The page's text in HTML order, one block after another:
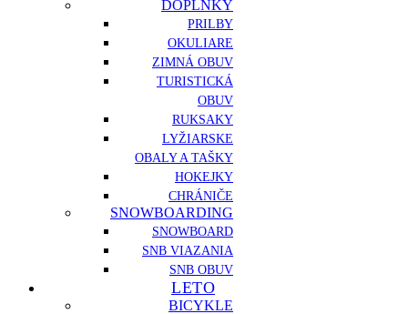
DOPLNKY
PRILBY
OKULIARE
ZIMNÁ OBUV
TURISTICKÁ
OBUV
RUKSAKY
LYŽIARSKE
OBALY A TAŠKY
HOKEJKY
CHRÁNIČE
SNOWBOARDING
SNOWBOARD
SNB VIAZANIA
SNB OBUV
LETO
BICYKLE